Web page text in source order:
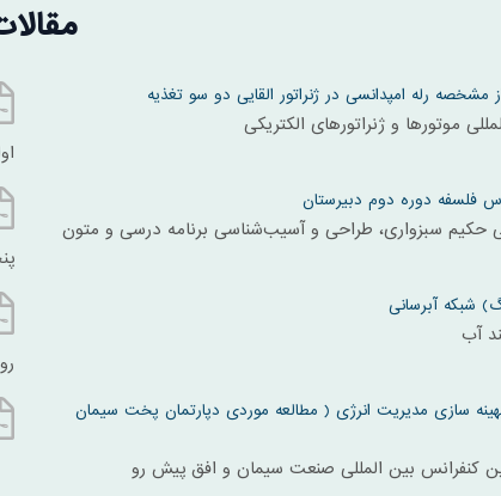
مشخصه رله امپدانسی در ژنراتور القایی دو سو تغذیه
موتورها و ژنراتورهای الکتریکی
فلسفه دوره دوم دبیرستان
سبزواری، طراحی و آسیب‌شناسی برنامه درسی و متون
شبکه آبرسانی
آب
سازی مدیریت انرژی ( مطالعه موردی دپارتمان پخت سیمان
کنفرانس بین المللی صنعت سیمان و افق پیش رو